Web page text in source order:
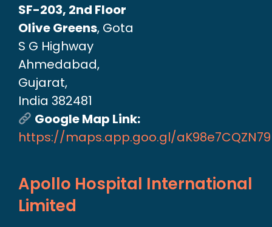
SF-203, 2nd Floor
Olive Greens, Gota
S G Highway
Ahmedabad,
Gujarat,
India 382481
Google Map Link:
https://maps.app.goo.gl/
Apollo Hospital International
Limited